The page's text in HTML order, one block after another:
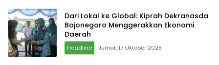
Dari Lokal ke Global: Kiprah Dekranasda
Bojonegoro Menggerakkan Ekonomi
Daerah
Headline Jumat, 17 Oktober 2025